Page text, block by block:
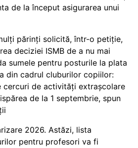
de la început asigurarea unui
părinți solicită, într-o petiție,
deciziei ISMB de a nu mai
sumele pentru posturile la plata
din cadrul cluburilor copiilor:
cercuri de activități extrașcolare
de la 1 septembrie, spun
2026. Astăzi, lista
pentru profesori va fi